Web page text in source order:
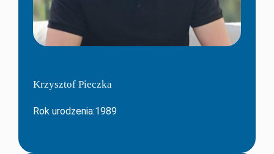
Krzysztof Pieczka
Rok urodzenia:1989